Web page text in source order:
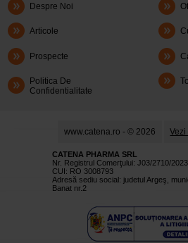
Despre Noi
Articole
Prospecte
Politica De
Confidentialitate
www.catena.ro - © 2026
CATENA PHARMA SRL
Nr. Registrul Comerţului: J03/2710/2023
CUI: RO 3008793
Adresă sediu social: judetul Argeş,
Banat nr.2